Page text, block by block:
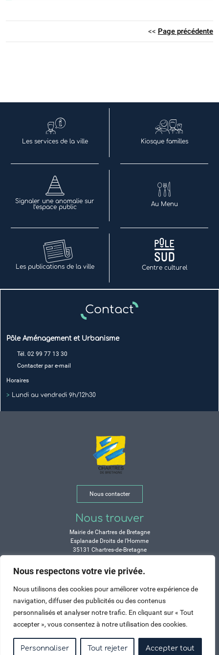
Nous respectons votre vie privée.
Nous utilisons des cookies pour améliorer votre expérience de
navigation, diffuser des publicités ou des contenus
personnalisés et analyser notre trafic. En cliquant sur « Tout
accepter », vous consentez à notre utilisation des cookies.
Personnaliser Tout rejeter Accepter tout
<< Page précédente
Les services de la ville Kiosque familles
Signaler une anomalie sur
l’espace public
Au Menu
Les publications de la ville Centre culturel
Contact
Pôle Aménagement et Urbanisme
Tél. 02 99 77 13 30
Contacter par e-mail
Horaires
> Lundi au vendredi 9h/12h30
Nous contacter
Nous trouver
Mairie de Chartres de Bretagne
Esplanade Droits de l’Homme
35131 Chartres-de-Bretagne
Horaires
Durant les congés d’été :
de 9h à 12h et de 14h à 17h
Jeudi : de 9h à 12h et de 15h à 17h